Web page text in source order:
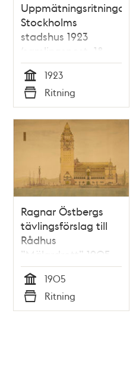
Uppmätningsritningar
Stockholms
stadshus 1923
(samlingspost, 18
ritningar)
Tid
1923
Typ
Ritning
Ragnar Östbergs
tävlingsförslag till
Rådhus
”Mälardrott” 1905
(samlingspost 23
ritningar)
Tid
1905
Typ
Ritning